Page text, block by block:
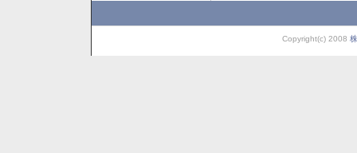
Copyright(c) 2008